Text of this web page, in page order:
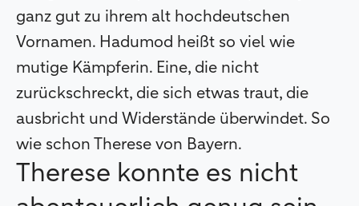
ganz gut zu ihrem alt hochdeutschen
Vornamen. Hadumod heißt so viel wie
mutige Kämpferin. Eine, die nicht
zurückschreckt, die sich etwas traut, die
ausbricht und Widerstände überwindet. So
wie schon Therese von Bayern.
Therese konnte es nicht